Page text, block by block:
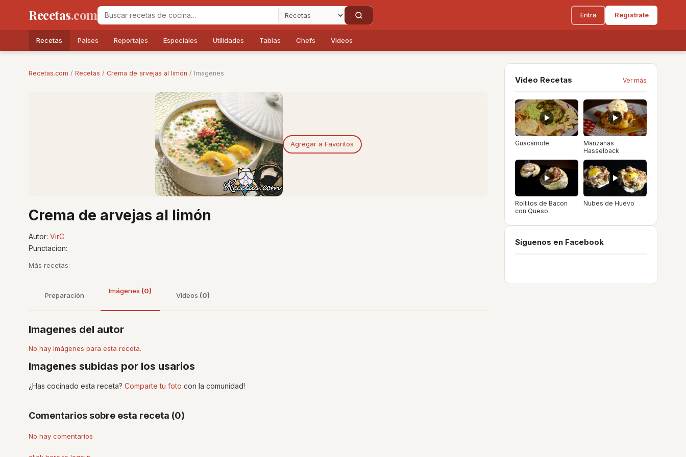
Recetas.com Entra Regístrate
Recetas Países Reportajes Especiales Utilidades Tablas Chefs Videos
Recetas.com / Recetas / Crema de arvejas al limón / Imagenes
Agregar a Favoritos
Crema de arvejas al limón
Autor: VirC
Punctacíon:
Más recetas:
Preparación
Imágenes (0)
Videos (0)
Imagenes del autor
No hay imágenes para esta receta.
Imagenes subidas por los usarios
¿Has cocinado esta receta? Comparte tu foto con la comunidad!
Comentarios sobre esta receta (0)
No hay comentarios
Video Recetas Ver más
Guacamole
Manzanas
Hasselback
Rollitos de Bacon
con Queso
Nubes de Huevo
Síguenos en Facebook